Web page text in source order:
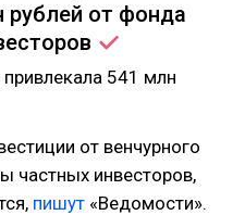
рублей от фонда
541 млн
от венчурного
частных инвесторов,
пишут «Ведомости».